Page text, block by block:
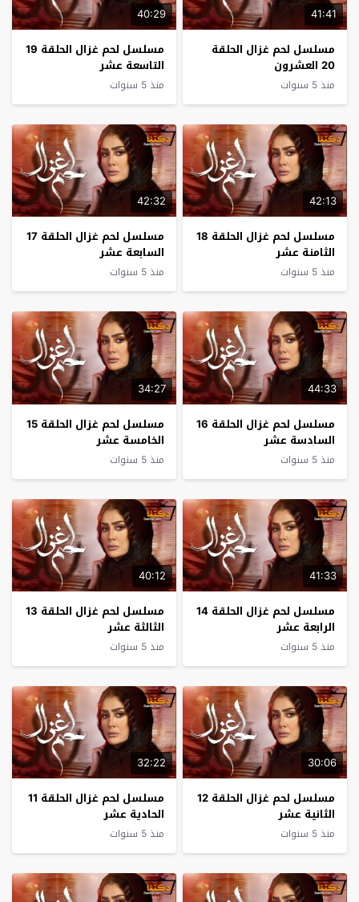
41:41
مسلسل لحم غزال الحلقة
20 العشرون
منذ 5 سنوات
40:29
مسلسل لحم غزال الحلقة 19
التاسعة عشر
منذ 5 سنوات
42:13
مسلسل لحم غزال الحلقة 18
الثامنة عشر
منذ 5 سنوات
42:32
مسلسل لحم غزال الحلقة 17
السابعة عشر
منذ 5 سنوات
44:33
مسلسل لحم غزال الحلقة 16
السادسة عشر
منذ 5 سنوات
34:27
مسلسل لحم غزال الحلقة 15
الخامسة عشر
منذ 5 سنوات
41:33
مسلسل لحم غزال الحلقة 14
الرابعة عشر
منذ 5 سنوات
40:12
مسلسل لحم غزال الحلقة 13
الثالثة عشر
منذ 5 سنوات
30:06
مسلسل لحم غزال الحلقة 12
الثانية عشر
منذ 5 سنوات
32:22
مسلسل لحم غزال الحلقة 11
الحادية عشر
منذ 5 سنوات